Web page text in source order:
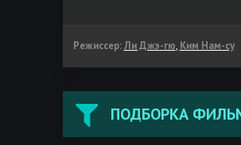
Режиссер: Ли Джэ-гю, Ким Нам-су
ПОДБОРКА